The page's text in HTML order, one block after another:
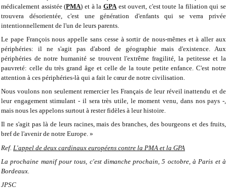
médicalement assistée (PMA) et à la GPAest ouvert, c'est toute la filiation qui se
trouvera désorientée, c'est une génération d'enfants qui se verra privée
intentionnellement de l'un de leurs parents.
Le pape François nous appelle sans cesse à sortir de nous-mêmes et à aller aux
périphéries: il ne s'agit pas d'abord de géographie mais d'existence. Aux
périphéries de notre humanité se trouvent l'extrême fragilité, la petitesse et la
pauvreté: celle du très grand âge et celle de la toute petite enfance. C'est notre
attention à ces périphéries-là qui a fait le cœur de notre civilisation.
Nous voulons non seulement remercier les Français de leur réveil inattendu et de
leur engagement stimulant - il sera très utile, le moment venu, dans nos pays -,
mais nous les appelons surtout à rester fidèles à leur histoire.
Il ne s'agit pas là de leurs racines, mais des branches, des bourgeons et des fruits,
bref de l'avenir de notre Europe. »
Ref. L'appel de deux cardinaux européens contre la PMA et la GPA
La prochaine manif pour tous, c'est dimanche prochain, 5 octobre, à Paris et à
Bordeaux.
JPSC